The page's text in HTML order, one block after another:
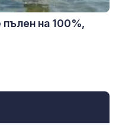
на 100%,